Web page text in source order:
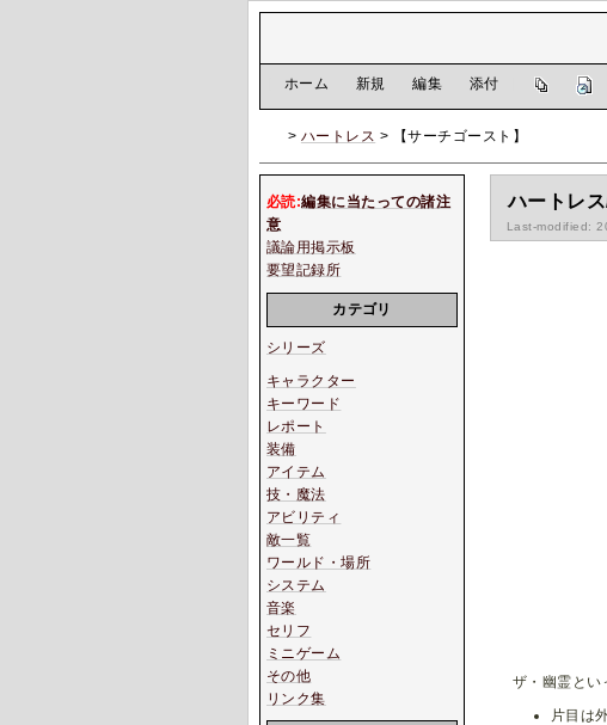
ホーム 新規 編集 添付
> ハートレス > 【サーチゴースト】
ハートレ
Last-modified:
ザ・幽霊とい
片目は
必読:編集に当たっての諸注
意
議論用掲示板
要望記録所
カテゴリ
シリーズ
キャラクター
キーワード
レポート
装備
アイテム
技・魔法
アビリティ
敵一覧
ワールド・場所
システム
音楽
セリフ
ミニゲーム
その他
リンク集